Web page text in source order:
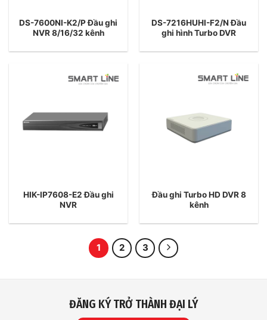
DS-7600NI-K2/P Đầu ghi
NVR 8/16/32 kênh
DS-7216HUHI-F2/N Đầu
ghi hình Turbo DVR
HIK-IP7608-E2 Đầu ghi
NVR
Đầu ghi Turbo HD DVR 8
kênh
1 2 3
ĐĂNG KÝ TRỞ THÀNH ĐẠI LÝ